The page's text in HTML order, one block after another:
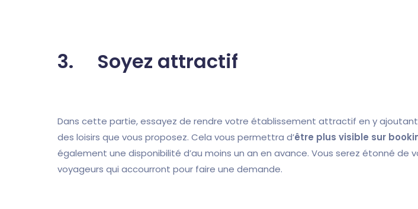
3. Soyez attractif
Dans cette partie, essayez de rendre votre établissement attractif en y
des loisirs que vous proposez. Cela vous permettra d’être plus visible sur
également une disponibilité d’au moins un an en avance. Vous serez étonné de
voyageurs qui accourront pour faire une demande.